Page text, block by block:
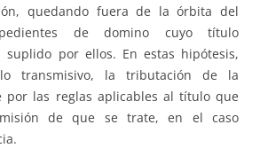
quedando fuera de la órbita del
de domino cuyo título
suplido por ellos. En estas hipótesis,
transmisivo, la tributación de la
por las reglas aplicables al título que
de que se trate, en el caso